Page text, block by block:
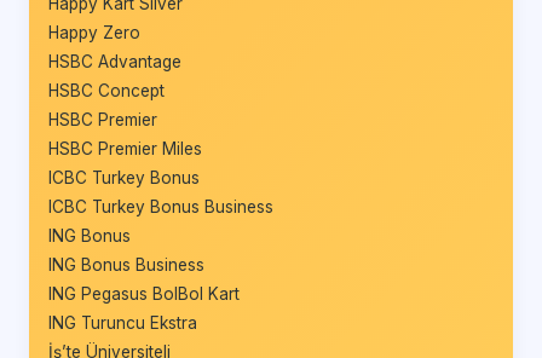
Happy Kart Silver
Happy Zero
HSBC Advantage
HSBC Concept
HSBC Premier
HSBC Premier Miles
ICBC Turkey Bonus
ICBC Turkey Bonus Business
ING Bonus
ING Bonus Business
ING Pegasus BolBol Kart
ING Turuncu Ekstra
İş’te Üniversiteli